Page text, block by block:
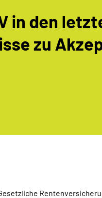
in den
zu